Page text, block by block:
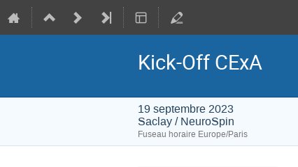
Kick-Off CExA
19 septembre 2023
Saclay / NeuroSpin
Fuseau horaire Europe/Paris